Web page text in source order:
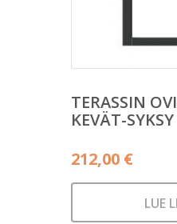
TERASSIN
KEVÄT-
212,00 €
LUE